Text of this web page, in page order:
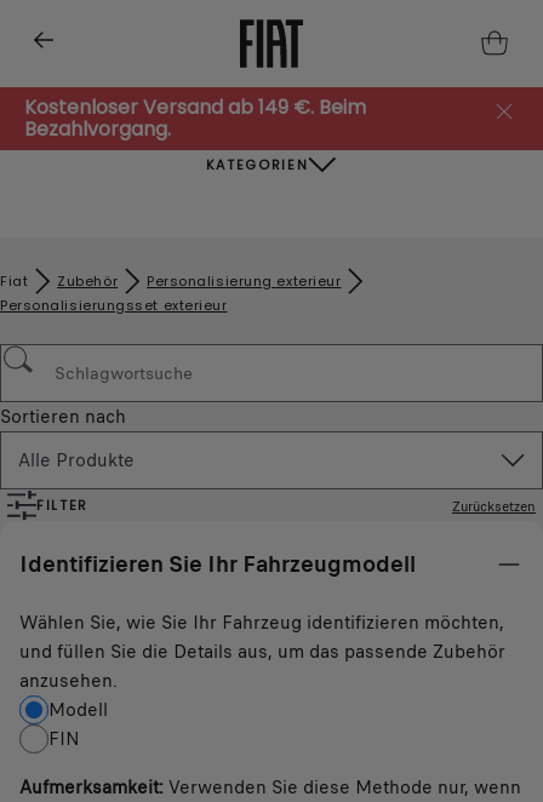
Kostenloser Versand ab 149 €. Beim
Bezahlvorgang.
KATEGORIEN
Fiat Zubehör​
Personalisierung exterieur
Personalisierungsset exterieur
Sortieren nach
Alle Produkte
FILTER Zurücksetzen
Identifizieren Sie Ihr Fahrzeugmodell
Wählen Sie, wie Sie Ihr Fahrzeug identifizieren möchten,
und füllen Sie die Details aus, um das passende Zubehör
anzusehen.
Modell
FIN
Aufmerksamkeit: Verwenden Sie diese Methode nur, wenn